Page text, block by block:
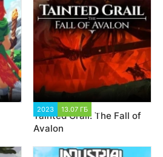
2023 13.07 ГБ
Tainted Grail: The Fall of
Avalon